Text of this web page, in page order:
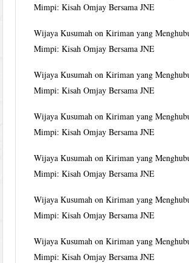
Mimpi: Kisah Omjay Bersama JNE
Wijaya Kusumah onKiriman yang
Mimpi: Kisah Omjay Bersama JNE
Wijaya Kusumah onKiriman yang
Mimpi: Kisah Omjay Bersama JNE
Wijaya Kusumah onKiriman yang
Mimpi: Kisah Omjay Bersama JNE
Wijaya Kusumah onKiriman yang
Mimpi: Kisah Omjay Bersama JNE
Wijaya Kusumah onKiriman yang
Mimpi: Kisah Omjay Bersama JNE
Wijaya Kusumah onKiriman yang
Mimpi: Kisah Omjay Bersama JNE